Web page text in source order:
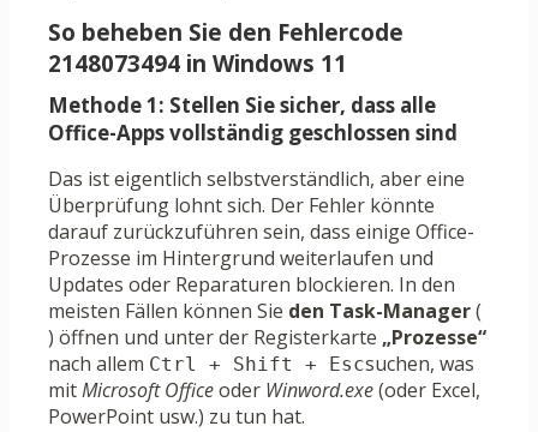
So beheben Sie den Fehlercode
2148073494 in Windows 11
Methode 1: Stellen Sie sicher, dass alle
Office-Apps vollständig geschlossen sind
Das ist eigentlich selbstverständlich, aber eine
Überprüfung lohnt sich. Der Fehler könnte
darauf zurückzuführen sein, dass einige Office-
Prozesse im Hintergrund weiterlaufen und
Updates oder Reparaturen blockieren. In den
meisten Fällen können Sie den Task-Manager(
) öffnen und unter der Registerkarte „Prozesse“
nach allem Ctrl + Shift + Escsuchen, was
mitMicrosoft Officeoder Winword.exe(oder Excel,
PowerPoint usw.) zu tun hat.